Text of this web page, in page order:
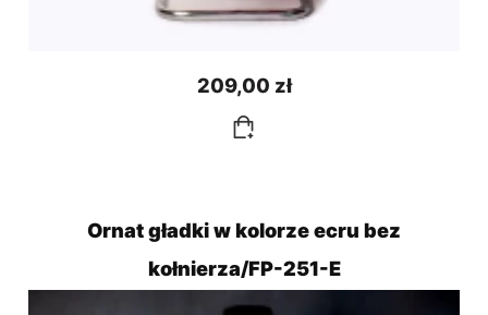
209,00 zł
Ornat gładki w kolorze ecru bez
kołnierza/FP-251-E